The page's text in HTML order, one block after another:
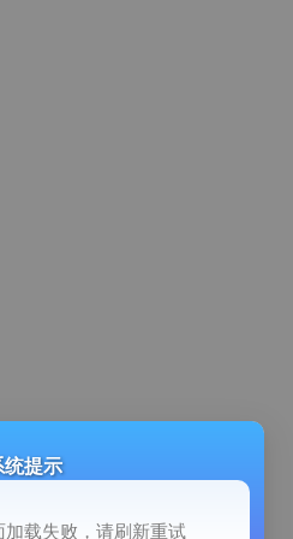
统提示
载失败，请刷新重试